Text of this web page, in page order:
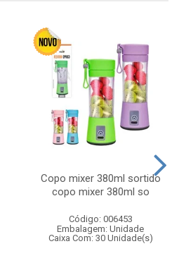
Copo mixer 380ml sortido
copo mixer 380ml so
Código: 006453
Embalagem: Unidade
Caixa Com: 30 Unidade(s)